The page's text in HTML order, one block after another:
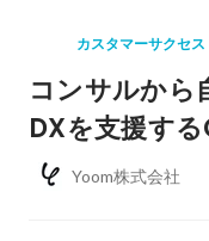
カスタマーサクセ
コンサルから
DXを支援する
Yoom株式会社